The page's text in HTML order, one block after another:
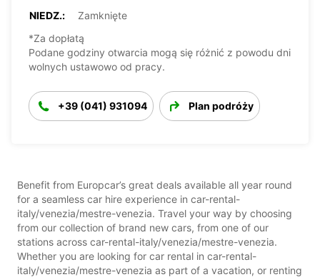
NIEDZ.:
Zamknięte
*Za dopłatą
Podane godziny otwarcia mogą się różnić z powodu dni
wolnych ustawowo od pracy.
+39 (041) 931094 Plan podróży
Benefit from Europcar’s great deals available all year round
for a seamless car hire experience in car-rental-
italy/venezia/mestre-venezia. Travel your way by choosing
from our collection of brand new cars, from one of our
stations across car-rental-italy/venezia/mestre-venezia.
Whether you are looking for car rental in car-rental-
italy/venezia/mestre-venezia as part of a vacation, or renting